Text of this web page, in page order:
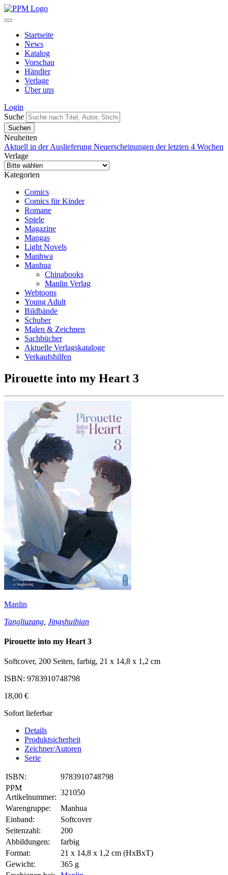
Startseite
News
Katalog
Vorschau
Händler
Verlage
Über uns
Login
Suche
Neuheiten
Aktuell in der Auslieferung Neuerscheinungen der letzten 4 Wochen
Verlage
Kategorien
Comics
Comics für Kinder
Romane
Spiele
Magazine
Mangas
Light Novels
Manhwa
Manhua
Chinabooks
Manlin Verlag
Webtoons
Young Adult
Bildbände
Schuber
Malen & Zeichnen
Sachbücher
Aktuelle Verlagskataloge
Verkaufshilfen
Pirouette into my Heart 3
Manlin
Tangliuzang Jingshuibian
Pirouette into my Heart 3
Softcover, 200 Seiten, farbig, 21 x 14,8 x 1,2 cm
ISBN: 9783910748798
18,00 €
Sofort lieferbar
Details
Produktsicherheit
Zeichner/Autoren
Serie
ISBN:
9783910748798
PPM
Artikelnummer:
321050
Warengruppe:
Manhua
Einband:
Softcover
Seitenzahl:
200
Abbildungen:
farbig
Format:
21 x 14,8 x 1,2 cm (HxBxT)
Gewicht:
365 g